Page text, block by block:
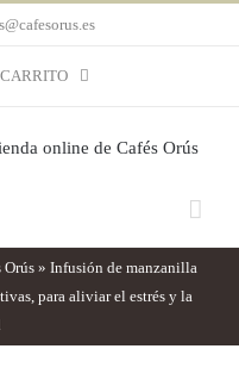
CARRITO
Orús» Infusión de manzanilla
para aliviar el estrés y la